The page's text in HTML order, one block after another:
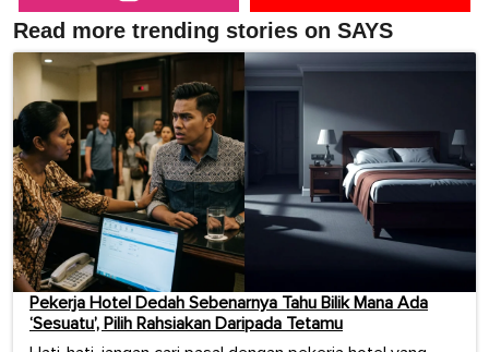
Read more trending stories on SAYS
Pekerja Hotel Dedah Sebenarnya Tahu Bilik Mana Ada
‘Sesuatu’, Pilih Rahsiakan Daripada Tetamu